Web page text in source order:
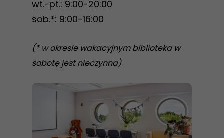
wt.-pt.: 9:00-20:00
sob.*: 9:00-16:00
(* w okresie wakacyjnym biblioteka w
sobotę jest nieczynna)